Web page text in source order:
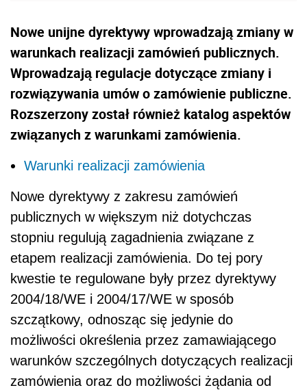
Nowe unijne dyrektywy wprowadzają zmiany w
warunkach realizacji zamówień publicznych.
Wprowadzają regulacje dotyczące zmiany i
rozwiązywania umów o zamówienie publiczne.
Rozszerzony został również katalog aspektów
związanych z warunkami zamówienia.
Warunki realizacji zamówienia
Nowe dyrektywy z zakresu zamówień
publicznych w większym niż dotychczas
stopniu regulują zagadnienia związane z
etapem realizacji zamówienia. Do tej pory
kwestie te regulowane były przez dyrektywy
2004/18/WE i 2004/17/WE w sposób
szczątkowy, odnosząc się jedynie do
możliwości określenia przez zamawiającego
warunków szczególnych dotyczących realizacji
zamówienia oraz do możliwości żądania od